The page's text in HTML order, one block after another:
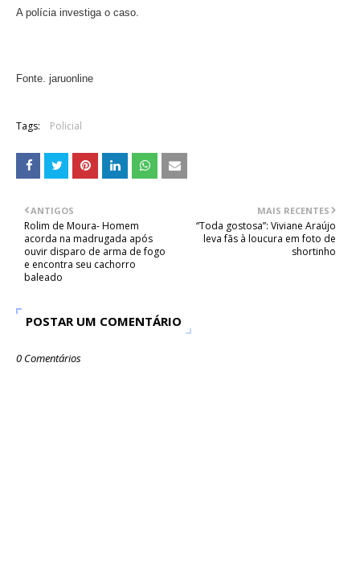
A polícia investiga o caso.
Fonte. jaruonline
Tags: Policial
MAIS RECENTES
“Toda gostosa”: Viviane Araújo
leva fãs à loucura em foto de
shortinho
ANTIGOS
Rolim de Moura- Homem
acorda na madrugada após
ouvir disparo de arma de fogo
e encontra seu cachorro
baleado
POSTAR UM COMENTÁRIO
0 Comentários